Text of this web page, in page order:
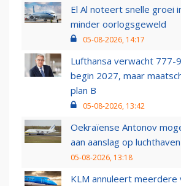
El Al noteert snelle groei
minder oorlogsgeweld
05-08-2026, 14:17
Lufthansa verwacht 777-
begin 2027, maar
plan B
05-08-2026, 13:42
Oekraïense Antonov
aan aanslag op
05-08-2026, 13:18
KLM annuleert meerdere